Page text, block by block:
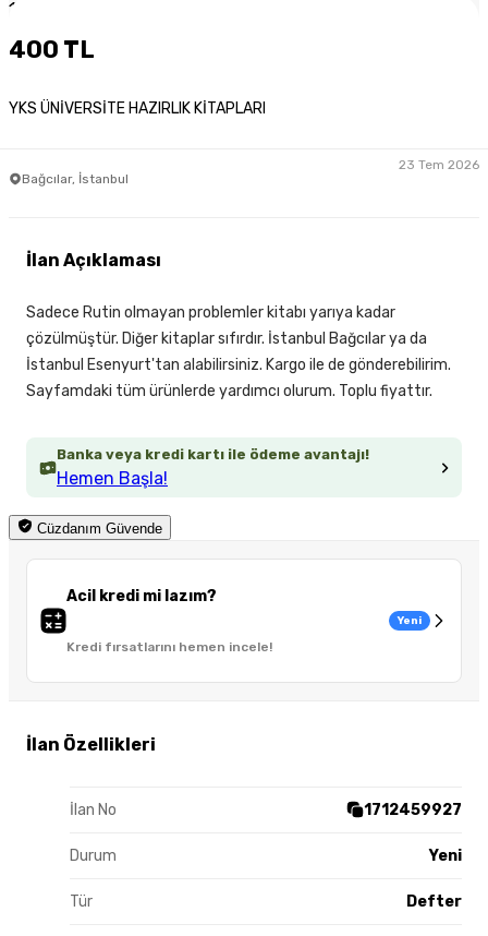
1
400 TL
YKS ÜNİVERSİTE HAZIRLIK KİTAPLARI
Bağcılar, İstanbul
23 Tem 2026
Banka veya kredi kartı ile ödeme avantajı!
Hemen Başla!
Cüzdanım Güvende
Acil kredi mi lazım?
Kredi fırsatlarını hemen incele!
Yeni
İlan Özellikleri
İlan No 1712459927
Durum Yeni
Tür Defter
İlan Açıklaması
Sadece Rutin olmayan problemler kitabı yarıya kadar
çözülmüştür. Diğer kitaplar sıfırdır. İstanbul Bağcılar ya da
İstanbul Esenyurt'tan alabilirsiniz. Kargo ile de gönderebilirim.
Sayfamdaki tüm ürünlerde yardımcı olurum. Toplu fiyattır.